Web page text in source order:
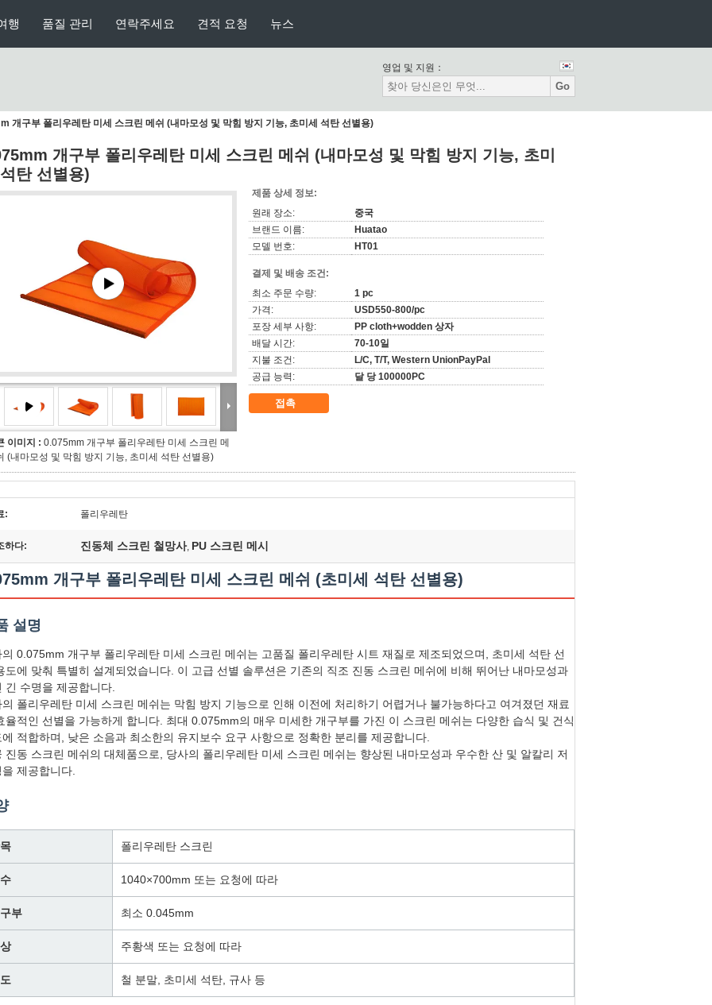
행 품질 관리 연락주세요 견적 요청 뉴스
영업 및 지원：
Go
개구부 폴리우레탄 미세 스크린 메쉬 (내마모성 및 막힘 방지 기능, 초미세 석탄 선별용)
개구부 폴리우레탄 미세 스크린 메쉬 (내마모성 및 막힘 방지 기능, 초미
탄 선별용)
이미지 : 0.075mm 개구부 폴리우레탄 미세 스크린 메
(내마모성 및 막힘 방지 기능, 초미세 석탄 선별용)
제품 상세 정보:
원래 장소:
중국
브랜드 이름:
Huatao
모델 번호:
HT01
결제 및 배송 조건:
최소 주문 수량:
1 pc
가격:
USD550-800/pc
포장 세부 사항:
PP cloth+wodden 상자
배달 시간:
70-10일
지불 조건:
L/C, T/T, Western UnionPayPal
공급 능력:
달 당 100000PC
접촉
: 폴리우레탄
하다: 진동체 스크린 철망사, PU 스크린 메시
개구부 폴리우레탄 미세 스크린 메쉬 (초미세 석탄 선별용)
설명
의 0.075mm 개구부 폴리우레탄 미세 스크린 메쉬는 고품질 폴리우레탄 시트 재질로 제조되었으며, 초미세 석탄 선
도에 맞춰 특별히 설계되었습니다. 이 고급 선별 솔루션은 기존의 직조 진동 스크린 메쉬에 비해 뛰어난 내마모성과
긴 수명을 제공합니다.
의 폴리우레탄 미세 스크린 메쉬는 막힘 방지 기능으로 인해 이전에 처리하기 어렵거나 불가능하다고 여겨졌던 재료
율적인 선별을 가능하게 합니다. 최대 0.075mm의 매우 미세한 개구부를 가진 이 스크린 메쉬는 다양한 습식 및 건식
적합하며, 낮은 소음과 최소한의 유지보수 요구 사항으로 정확한 분리를 제공합니다.
진동 스크린 메쉬의 대체품으로, 당사의 폴리우레탄 미세 스크린 메쉬는 향상된 내마모성과 우수한 산 및 알칼리 저
제공합니다.
폴리우레탄 스크린
1040×700mm 또는 요청에 따라
부 최소 0.045mm
주황색 또는 요청에 따라
철 분말, 초미세 석탄, 규사 등